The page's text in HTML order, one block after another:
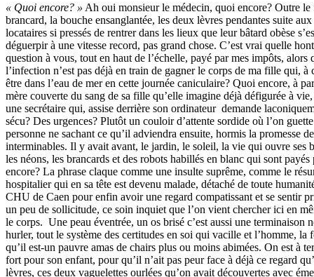
« Quoi encore? » Ah oui monsieur le médecin, quoi encore? Outre
brancard, la bouche ensanglantée, les deux lèvres pendantes suite
locataires si pressés de rentrer dans les lieux que leur bâtard obèse
déguerpir à une vitesse record, pas grand chose. C’est vrai quelle
question à vous, tout en haut de l’échelle, payé par mes impôts, alors
l’infection n’est pas déjà en train de gagner le corps de ma fille qui, à
être dans l’eau de mer en cette journée caniculaire? Quoi encore, à
mère couverte du sang de sa fille qu’elle imagine déjà défigurée à
une secrétaire qui, assise derrière son ordinateur demande
sécu? Des urgences? Plutôt un couloir d’attente sordide où l’on
personne ne sachant ce qu’il adviendra ensuite, hormis la promesse
interminables. Il y avait avant, le jardin, le soleil, la vie qui ouvre ses
les néons, les brancards et des robots habillés en blanc qui sont
encore? La phrase claque comme une insulte suprême, comme le
hospitalier qui en sa tête est devenu malade, détaché de toute
CHU de Caen pour enfin avoir une regard compatissant et se sentir
un peu de sollicitude, ce soin inquiet que l’on vient chercher ici en
le corps. Une peau éventrée, un os brisé c’est aussi une terminaison
hurler, tout le système des certitudes en soi qui vacille et l’homme, la
qu’il est-un pauvre amas de chairs plus ou moins abimées. On est à
fort pour son enfant, pour qu’il n’ait pas peur face à déjà ce regard
lèvres, ces deux vaguelettes ourlées qu’on avait découvertes avec